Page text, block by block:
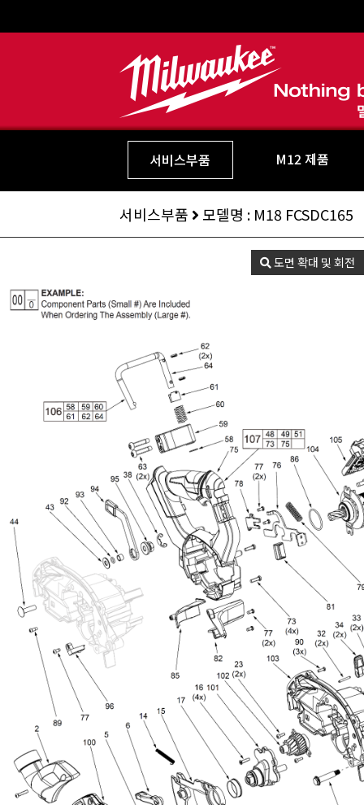
서비스부품 M12 제품
서비스부품 모델명 : M18 FCSDC165
도면 확대 및 회전